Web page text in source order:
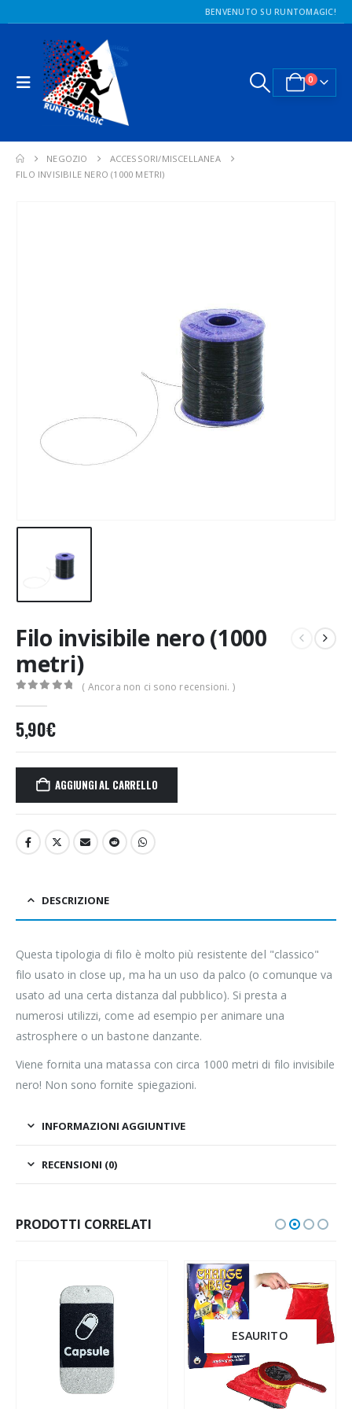
BENVENUTO SU RUNTOMAGIC!
0
NEGOZIO
ACCESSORI/MISCELLANEA
FILO INVISIBILE NERO (1000 METRI)
Filo invisibile nero (1000
metri)
( Ancora non ci sono recensioni. )
5,90€
AGGIUNGI AL CARRELLO
DESCRIZIONE
Questa tipologia di filo è molto più resistente del "classico"
filo usato in close up, ma ha un uso da palco (o comunque va
usato ad una certa distanza dal pubblico). Si presta a
numerosi utilizzi, come ad esempio per animare una
astrosphere o un bastone danzante.
Viene fornita una matassa con circa 1000 metri di filo invisibile
nero! Non sono fornite spiegazioni.
INFORMAZIONI AGGIUNTIVE
RECENSIONI (0)
PRODOTTI CORRELATI
ESAURITO